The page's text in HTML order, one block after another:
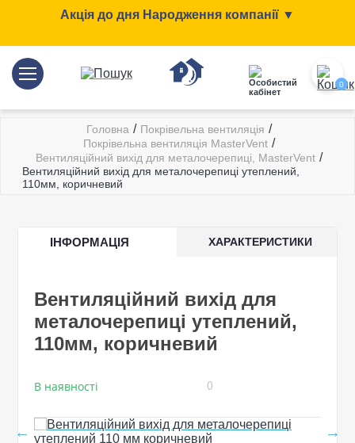
Акція до дня Народження компанії ▼
0
Головна / Покрівельна вентиляція /
Покрівельна вентиляція MasterVent /
Вентиляційний вихід для металочерепиці, MasterVent /
Вентиляційний вихід для металочерепиці утеплений,
110мм, коричневий
ІНФОРМАЦІЯ ХАРАКТЕРИСТИКИ
Вентиляційний вихід для
металочерепиці утеплений,
110мм, коричневий
В наявності 0